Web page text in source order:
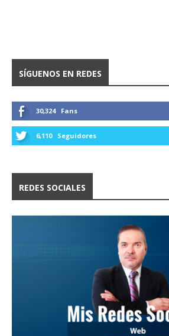
SÍGUENOS EN REDES
30,324 Fans
6,110 Seguidores
REDES SOCIALES